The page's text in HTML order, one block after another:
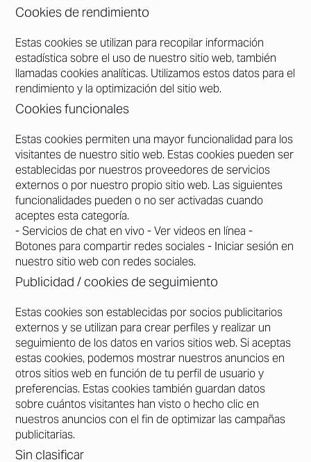
Cookies de rendimiento
Estas cookies se utilizan para recopilar información
estadística sobre el uso de nuestro sitio web, también
llamadas cookies analíticas. Utilizamos estos datos para el
rendimiento y la optimización del sitio web.
Cookies funcionales
Estas cookies permiten una mayor funcionalidad para los
visitantes de nuestro sitio web. Estas cookies pueden ser
establecidas por nuestros proveedores de servicios
externos o por nuestro propio sitio web. Las siguientes
funcionalidades pueden o no ser activadas cuando
aceptes esta categoría.
- Servicios de chat en vivo - Ver videos en línea -
Botones para compartir redes sociales - Iniciar sesión en
nuestro sitio web con redes sociales.
Publicidad / cookies de seguimiento
Estas cookies son establecidas por socios publicitarios
externos y se utilizan para crear perfiles y realizar un
seguimiento de los datos en varios sitios web. Si aceptas
estas cookies, podemos mostrar nuestros anuncios en
otros sitios web en función de tu perfil de usuario y
preferencias. Estas cookies también guardan datos
sobre cuántos visitantes han visto o hecho clic en
nuestros anuncios con el fin de optimizar las campañas
publicitarias.
Sin clasificar